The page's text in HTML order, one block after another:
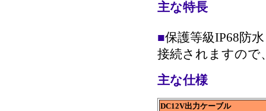
主な特長
■保護等級IP68防
接続されますので
主な仕様
DC12V出力ケーブル